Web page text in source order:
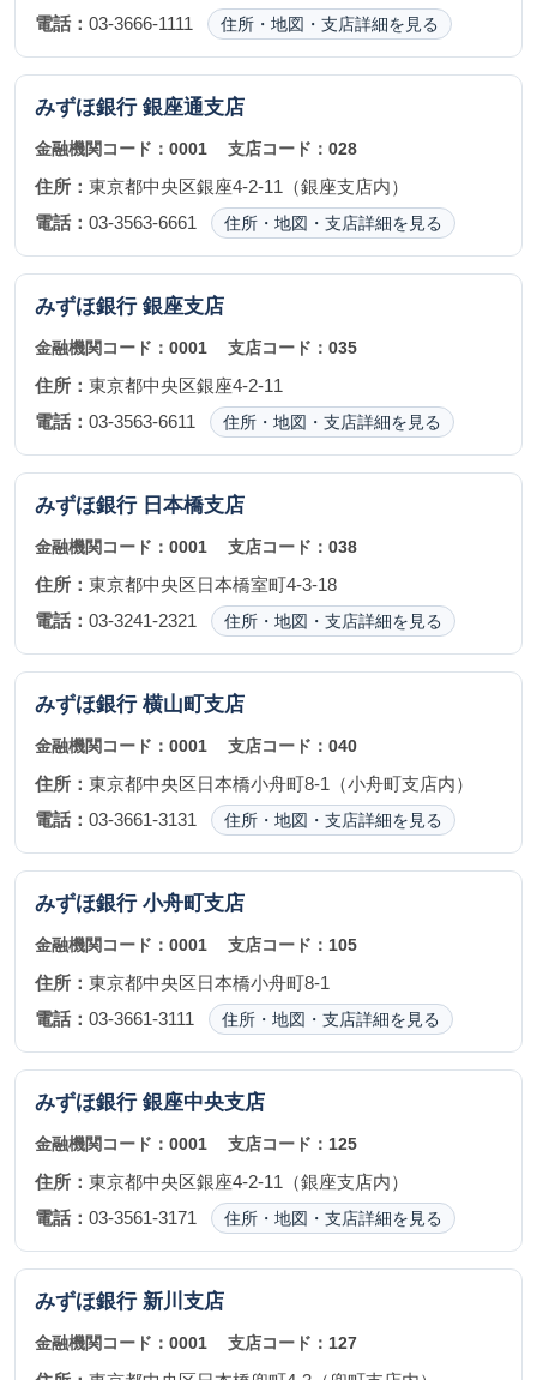
電話： 03-3666-1111 住所・地図・支店詳細を見る
みずほ銀行 銀座通支店
金融機関コード： 0001 支店コード：028
住所： 東京都中央区銀座4-2-11（銀座支店内）
電話： 03-3563-6661 住所・地図・支店詳細を見る
みずほ銀行 銀座支店
金融機関コード： 0001 支店コード：035
住所： 東京都中央区銀座4-2-11
電話： 03-3563-6611 住所・地図・支店詳細を見る
みずほ銀行 日本橋支店
金融機関コード： 0001 支店コード：038
住所： 東京都中央区日本橋室町4-3-18
電話： 03-3241-2321 住所・地図・支店詳細を見る
みずほ銀行 横山町支店
金融機関コード： 0001 支店コード：040
住所： 東京都中央区日本橋小舟町8-1（小舟町支店内）
電話： 03-3661-3131 住所・地図・支店詳細を見る
みずほ銀行 小舟町支店
金融機関コード： 0001 支店コード： 105
住所： 東京都中央区日本橋小舟町8-1
電話： 03-3661-3111 住所・地図・支店詳細を見る
みずほ銀行 銀座中央支店
金融機関コード： 0001 支店コード： 125
住所： 東京都中央区銀座4-2-11（銀座支店内）
電話： 03-3561-3171 住所・地図・支店詳細を見る
みずほ銀行 新川支店
金融機関コード： 0001 支店コード： 127